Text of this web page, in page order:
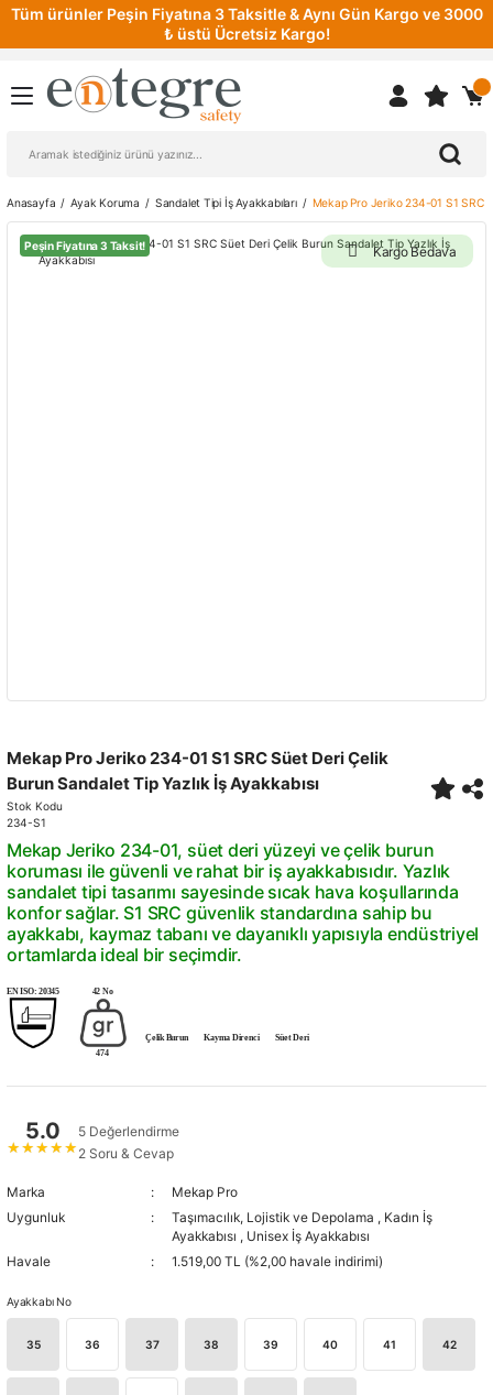
Tüm ürünler Peşin Fiyatına 3 Taksitle & Aynı Gün Kargo ve 3000
₺ üstü Ücretsiz Kargo!
Anasayfa Ayak Koruma Sandalet Tipi İş Ayakkabıları Mekap Pro Jeriko 234-01 S1 SRC
Peşin Fiyatına 3 Taksit! Kargo Bedava
Mekap Pro Jeriko 234-01 S1 SRC Süet Deri Çelik
Burun Sandalet Tip Yazlık İş Ayakkabısı
Stok Kodu
234-S1
Mekap Jeriko 234-01, süet deri yüzeyi ve çelik burun
koruması ile güvenli ve rahat bir iş ayakkabısıdır. Yazlık
sandalet tipi tasarımı sayesinde sıcak hava koşullarında
konfor sağlar. S1 SRC güvenlik standardına sahip bu
ayakkabı, kaymaz tabanı ve dayanıklı yapısıyla endüstriyel
ortamlarda ideal bir seçimdir.
EN ISO: 20345 42 No
474
Çelik Burun Kayma Direnci Süet Deri
5.0
★ ★ ★ ★ ★
5 Değerlendirme
2 Soru & Cevap
Marka
Mekap Pro
Uygunluk
Taşımacılık, Lojistik ve Depolama , Kadın İş
Ayakkabısı , Unisex İş Ayakkabısı
Havale
1.519,00 TL (%2,00 havale indirimi)
Ayakkabı No
35 36 37 38 39 40 41 42